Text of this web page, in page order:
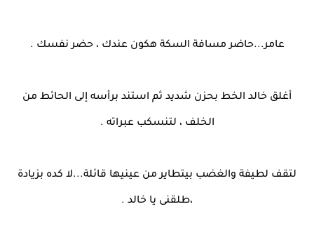
عامر...حاضر مسافة السكة هكون عندك ، حضر نفسك .
أغلق خالد الخط بحزن شديد ثم استند برأسه إلى الحائط من
الخلف ، لتنسكب عبراته .
لتقف لطيفة والغضب بيتطاير من عينيها قائلة...لا كده بزيادة
،طلقنى يا خالد .